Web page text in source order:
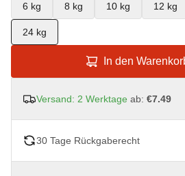
6 kg 8 kg 10 kg 12 kg
24 kg
In den
Versand: 2 Werktage ab: €7.49
30 Tage Rückgaberecht